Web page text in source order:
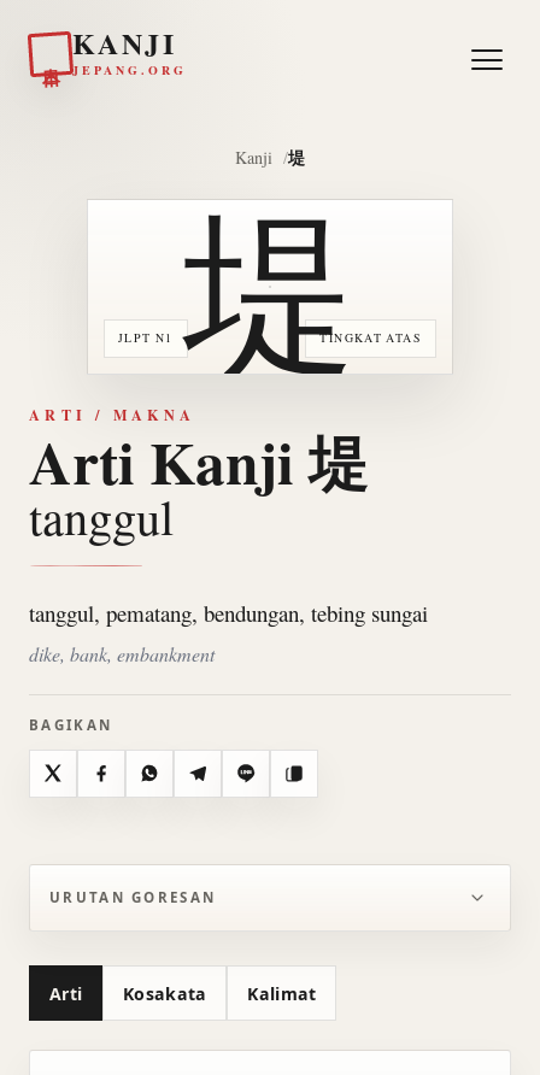
KANJI
JEPANG.ORG
Kanji 堤
JLPT N1 TINGKAT ATAS
堤
ARTI / MAKNA
Arti Kanji 堤
tanggul
tanggul, pematang, bendungan, tebing sungai
dike, bank, embankment
BAGIKAN
X FacebookWhatsAppTelegramLine Salin
URUTAN GORESAN
Arti Kosakata Kalimat